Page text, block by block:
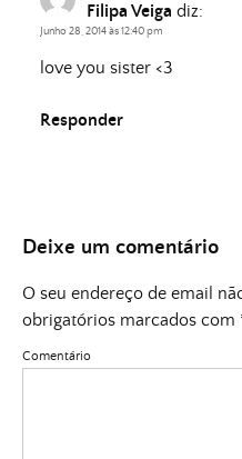
Filipa Veiga diz:
Junho 28, 2014 às 12:40 pm
love you sister <3
Responder
Deixe um comentário
O seu endereço de email
obrigatórios marcados com
Comentário